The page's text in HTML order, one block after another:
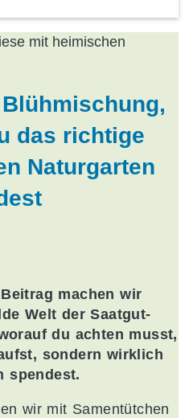
das richtige
Naturgarten
machen wir
Welt der Saatgut-
du achten musst,
sondern wirklich
spendest.
wir mit Samentütchen